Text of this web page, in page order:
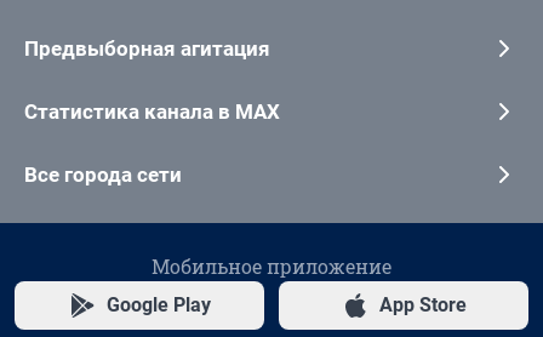
Предвыборная агитация
Статистика канала в MAX
Все города сети
Мобильное приложение
Google Play App Store